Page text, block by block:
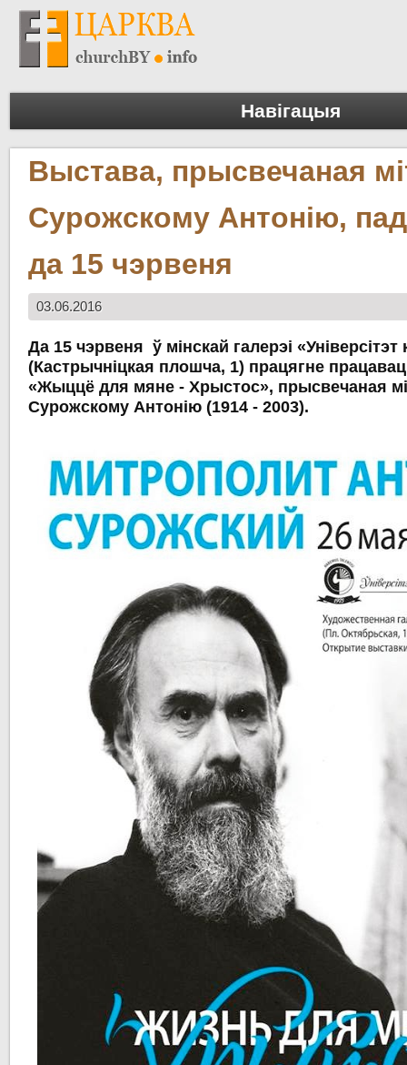
Навігацыя
Выстава, прысвечаная
Сурожскому Антонію,
да 15 чэрвеня
03.06.2016
Да 15 чэрвеня ў мінскай галерэі «Універсітэт
(Кастрычніцкая плошча, 1) працягне
«Жыццё для мяне - Хрыстос», прысвечаная
Сурожскому Антонію (1914 - 2003).